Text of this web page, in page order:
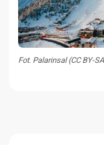
Fot. Palarinsal (CC BY-